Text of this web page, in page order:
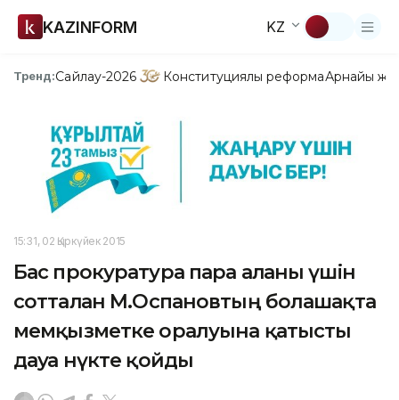
KAZINFORM KZ
Тренд:Сайлау-2026 Конституциялық реформаАрнайы
15:31, 02 Қыркүйек 2015
Бас прокуратура пара алғаны үшін
сотталған М.Оспановтың болашақта
мемқызметке оралуына қатысты
дауға нүкте қойды